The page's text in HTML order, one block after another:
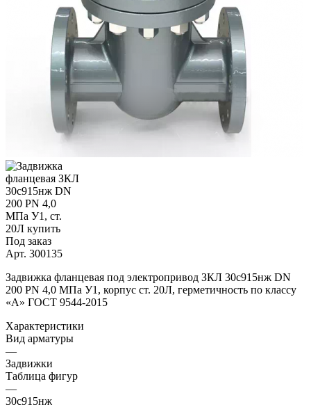
Под заказ
Арт. 300135
Задвижка фланцевая под электропривод ЗКЛ 30с915нж DN
200 PN 4,0 МПа У1, корпус ст. 20Л, герметичность по классу
«A» ГОСТ 9544-2015
Характеристики
Вид арматуры
—
Задвижки
Таблица фигур
—
30с915нж